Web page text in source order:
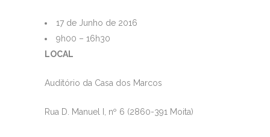
17 de Junho de 2016
9h00 – 16h30
LOCAL
Auditório da Casa dos Marcos
Rua D. Manuel I, nº 6 (2860-391 Moita)